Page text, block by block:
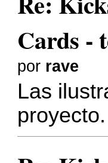
Cards -
por rave
Las
proyecto.